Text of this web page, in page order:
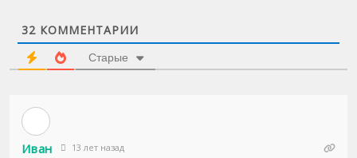
32 КОММЕНТАРИИ
Старые
Иван 13 лет назад